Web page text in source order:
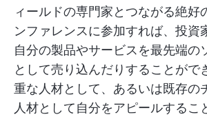
ィールドの専門家とつながる絶好
ンファレンスに参加すれば、投資
自分の製品やサービスを最先端の
として売り込んだりすることがで
重な人材として、あるいは既存の
人材として自分をアピールするこ